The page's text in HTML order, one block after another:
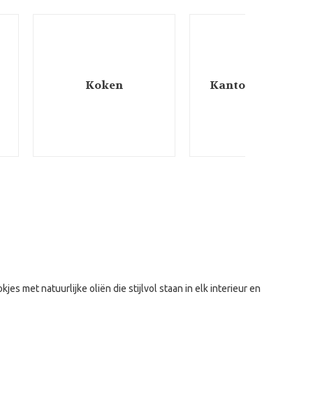
Koken Kantoorartikelen
met natuurlijke oliën die stijlvol staan in elk interieur en